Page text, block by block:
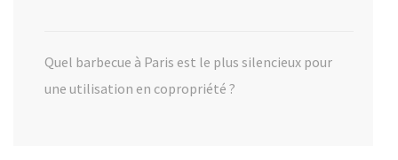
Quel barbecue à Paris est le plus silencieux pour
une utilisation en copropriété ?